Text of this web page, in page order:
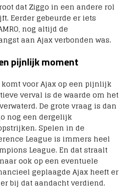
dat Ziggo in een andere rol
Eerder gebeurde er iets
nog altijd de
aan Ajax verbonden was.
pijnlijk moment
voor Ajax op een pijnlijk
verval is de waarde om het
De grote vraag is dan
nog een dergelijk
Spelen in de
League is immers heel
League. En dat straalt
ook op een eventuele
geplaagde Ajax heeft er
bij dat aandacht verdiend.